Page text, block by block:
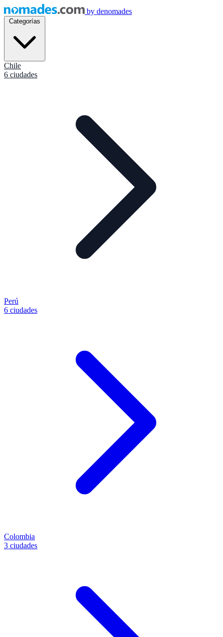
by denomades
Chile
6 ciudades
Perú
6 ciudades
Colombia
3 ciudades